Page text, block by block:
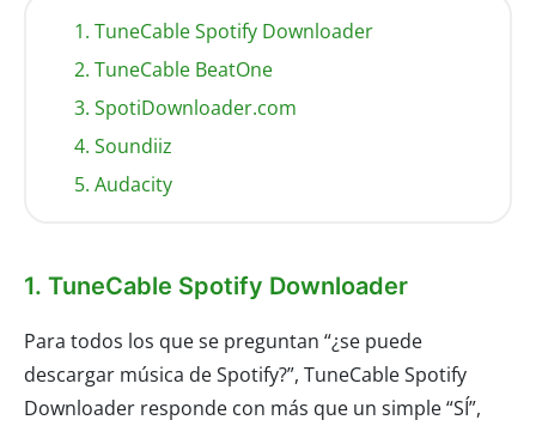
1. TuneCable Spotify Downloader
2. TuneCable BeatOne
3. SpotiDownloader.com
4. Soundiiz
5. Audacity
1. TuneCable Spotify Downloader
Para todos los que se preguntan “¿se puede
descargar música de Spotify?”, TuneCable Spotify
Downloader responde con más que un simple “SÍ”,